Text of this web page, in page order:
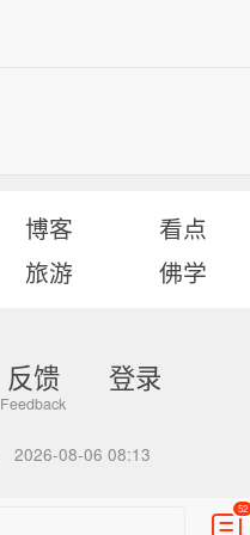
博客
看点
旅游 佛学
反馈 登录
2026-08-06 08:13
52